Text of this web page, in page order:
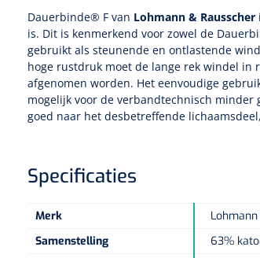
Dauerbinde® F van Lohmann & Rausscher
is. Dit is kenmerkend voor zowel de
gebruikt als steunende en ontlastende
hoge rustdruk moet de lange rek windel in
afgenomen worden. Het eenvoudige
mogelijk voor de verbandtechnisch minder
goed naar het desbetreffende
Specificaties
Merk
Samenstelling
63%